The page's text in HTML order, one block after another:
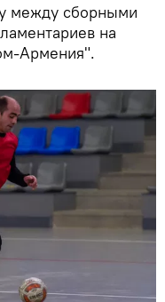
между сборными
на
Армения".